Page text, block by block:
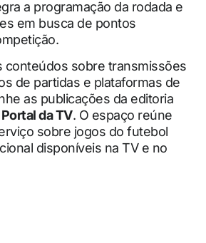
a programação da rodada e
em busca de pontos
conteúdos sobre transmissões
de partidas e plataformas de
as publicações da editoria
Portal da TV. O espaço reúne
sobre jogos do futebol
disponíveis na TV e no